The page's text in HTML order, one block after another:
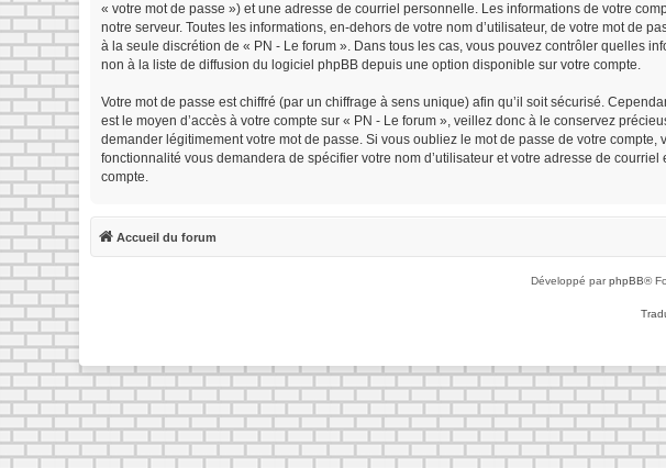
« votre mot de passe ») et une adresse de courriel personnelle. Les informations de votre
notre serveur. Toutes les informations, en-dehors de votre nom d’utilisateur, de votre mot de
à la seule discrétion de « PN - Le forum ». Dans tous les cas, vous pouvez contrôler quelles
non à la liste de diffusion du logiciel phpBB depuis une option disponible sur votre compte.
Votre mot de passe est chiffré (par un chiffrage à sens unique) afin qu’il soit sécurisé.
est le moyen d’accès à votre compte sur « PN - Le forum », veillez donc à le conservez
demander légitimement votre mot de passe. Si vous oubliez le mot de passe de votre
fonctionnalité vous demandera de spécifier votre nom d’utilisateur et votre adresse de
compte.
Accueil du forum
Développé parphpBB®